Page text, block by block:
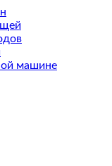
машине